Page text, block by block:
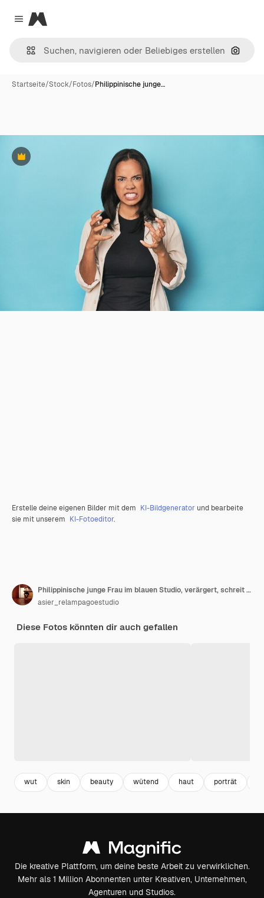
Close menu
Magnific
Nach
Startseite/Stock/Fotos/Philippinische junge…
Premium
Erstelle deine eigenen Bilder mit dem KI-Bildgenerator und bearbeite
sie mit unserem KI-Fotoeditor.
Philippinische junge Frau im blauen Studio, verärgert, schreit mit angespannten Händen
asier_relampagoestudio
Diese Fotos könnten dir auch gefallen
wut skin beauty wütend haut porträt
Die kreative Plattform, um deine beste Arbeit zu verwirklichen.
Mehr als 1 Million Abonnenten unter Kreativen, Unternehmen,
Agenturen und Studios.